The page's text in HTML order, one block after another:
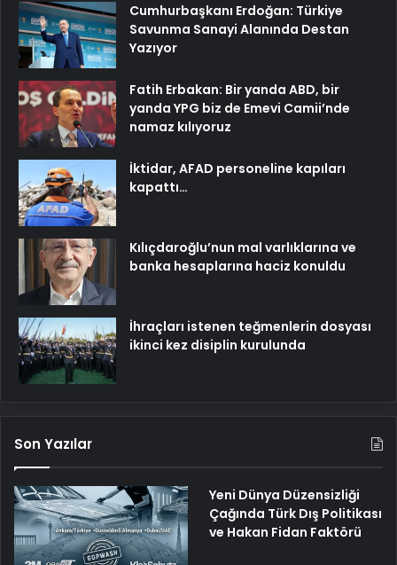
Cumhurbaşkanı Erdoğan: Türkiye
Savunma Sanayi Alanında Destan
Yazıyor
Fatih Erbakan: Bir yanda ABD, bir
yanda YPG biz de Emevi Camii’nde
namaz kılıyoruz
İktidar, AFAD personeline kapıları
kapattı…
Kılıçdaroğlu’nun mal varlıklarına ve
banka hesaplarına haciz konuldu
İhraçları istenen teğmenlerin dosyası
ikinci kez disiplin kurulunda
Son Yazılar
Yeni Dünya Düzensizliği
Çağında Türk Dış Politikası
ve Hakan Fidan Faktörü